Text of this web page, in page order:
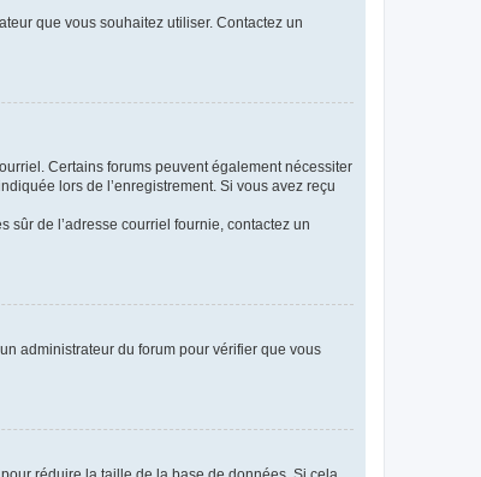
que vous souhaitez utiliser. Contactez un
Certains forums peuvent également nécessiter
lors de l’enregistrement. Si vous avez reçu
sûr de l’adresse courriel fournie, contactez un
administrateur du forum pour vérifier que vous